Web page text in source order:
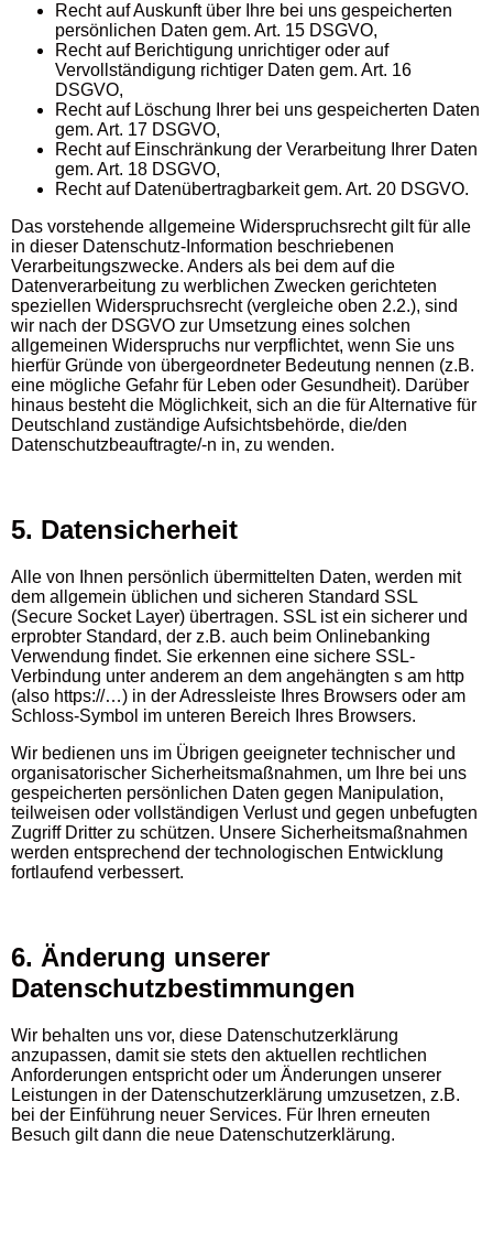
Recht auf Auskunft über Ihre bei uns gespeicherten
persönlichen Daten gem. Art. 15 DSGVO,
Recht auf Berichtigung unrichtiger oder auf
Vervollständigung richtiger Daten gem. Art. 16
DSGVO,
Recht auf Löschung Ihrer bei uns gespeicherten Daten
gem. Art. 17 DSGVO,
Recht auf Einschränkung der Verarbeitung Ihrer Daten
gem. Art. 18 DSGVO,
Recht auf Datenübertragbarkeit gem. Art. 20 DSGVO.
Das vorstehende allgemeine Widerspruchsrecht gilt für alle
in dieser Datenschutz-Information beschriebenen
Verarbeitungszwecke. Anders als bei dem auf die
Datenverarbeitung zu werblichen Zwecken gerichteten
speziellen Widerspruchsrecht (vergleiche oben 2.2.), sind
wir nach der DSGVO zur Umsetzung eines solchen
allgemeinen Widerspruchs nur verpflichtet, wenn Sie uns
hierfür Gründe von übergeordneter Bedeutung nennen (z.B.
eine mögliche Gefahr für Leben oder Gesundheit). Darüber
hinaus besteht die Möglichkeit, sich an die für Alternative für
Deutschland zuständige Aufsichtsbehörde, die/den
Datenschutzbeauftragte/-n in, zu wenden.
5. Datensicherheit
Alle von Ihnen persönlich übermittelten Daten, werden mit
dem allgemein üblichen und sicheren Standard SSL
(Secure Socket Layer) übertragen. SSL ist ein sicherer und
erprobter Standard, der z.B. auch beim Onlinebanking
Verwendung findet. Sie erkennen eine sichere SSL-
Verbindung unter anderem an dem angehängten s am http
(also https://…) in der Adressleiste Ihres Browsers oder am
Schloss-Symbol im unteren Bereich Ihres Browsers.
Wir bedienen uns im Übrigen geeigneter technischer und
organisatorischer Sicherheitsmaßnahmen, um Ihre bei uns
gespeicherten persönlichen Daten gegen Manipulation,
teilweisen oder vollständigen Verlust und gegen unbefugten
Zugriff Dritter zu schützen. Unsere Sicherheitsmaßnahmen
werden entsprechend der technologischen Entwicklung
fortlaufend verbessert.
6. Änderung unserer
Datenschutzbestimmungen
Wir behalten uns vor, diese Datenschutzerklärung
anzupassen, damit sie stets den aktuellen rechtlichen
Anforderungen entspricht oder um Änderungen unserer
Leistungen in der Datenschutzerklärung umzusetzen, z.B.
bei der Einführung neuer Services. Für Ihren erneuten
Besuch gilt dann die neue Datenschutzerklärung.